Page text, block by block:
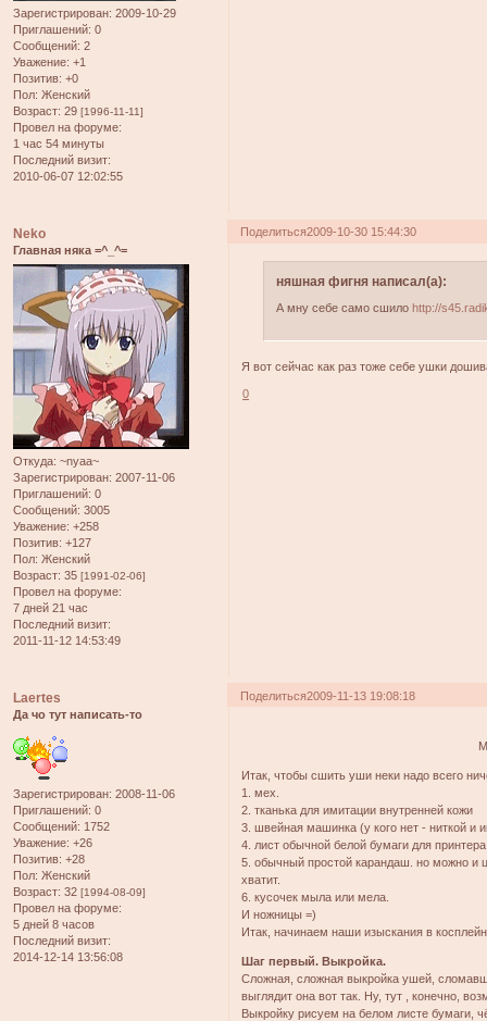
Зарегистрирован: 2009-10-29
Приглашений: 0
Сообщений: 2
Уважение: +1
Позитив: +0
Пол: Женский
Возраст: 29 [1996-11-11]
Провел на форуме:
1 час 54 минуты
Последний визит:
2010-06-07 12:02:55
Поделиться2009-10-30 15:44:30
Neko
Главная няка =^_^=
Откуда: ~nyaa~
Зарегистрирован: 2007-11-06
Приглашений: 0
Сообщений: 3005
Уважение: +258
Позитив: +127
Пол: Женский
Возраст: 35 [1991-02-06]
Провел на форуме:
7 дней 21 час
Последний визит:
2011-11-12 14:53:49
няшная фигня написал(а):
А мну себе само сшило http://
Я вот сейчас как раз тоже себе ушки
0
Поделиться2009-11-13 19:08:18
Laertes
Да чо тут написать-то
Зарегистрирован: 2008-11-06
Приглашений: 0
Сообщений: 1752
Уважение: +26
Позитив: +28
Пол: Женский
Возраст: 32 [1994-08-09]
Провел на форуме:
5 дней 8 часов
Последний визит:
2014-12-14 13:56:08
Итак, чтобы сшить уши неки надо всего
1. мех.
2. тканька для имитации внутренней кожи
3. швейная машинка (у кого нет - ниткой и
4. лист обычной белой бумаги для
5. обычный простой карандаш. но можно и
хватит.
6. кусочек мыла или мела.
И ножницы =)
Итак, начинаем наши изыскания в
Шаг первый. Выкройка.
Сложная, сложная выкройка ушей,
выглядит она вот так. Ну, тут , конечно,
Выкройку рисуем на белом листе бумаги,